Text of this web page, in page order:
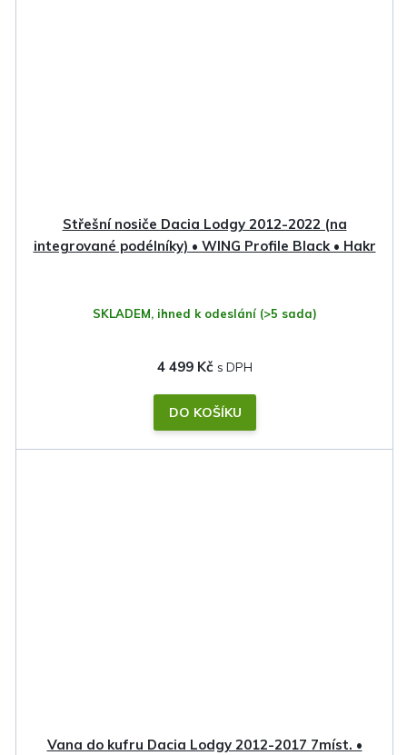
Střešní nosiče Dacia Lodgy 2012-2022 (na
integrované podélníky) • WING Profile Black • Hakr
SKLADEM, ihned k odeslání (>5 sada)
4 499 Kč
DO KOŠÍKU
Vana do kufru Dacia Lodgy 2012-2017 7míst. •